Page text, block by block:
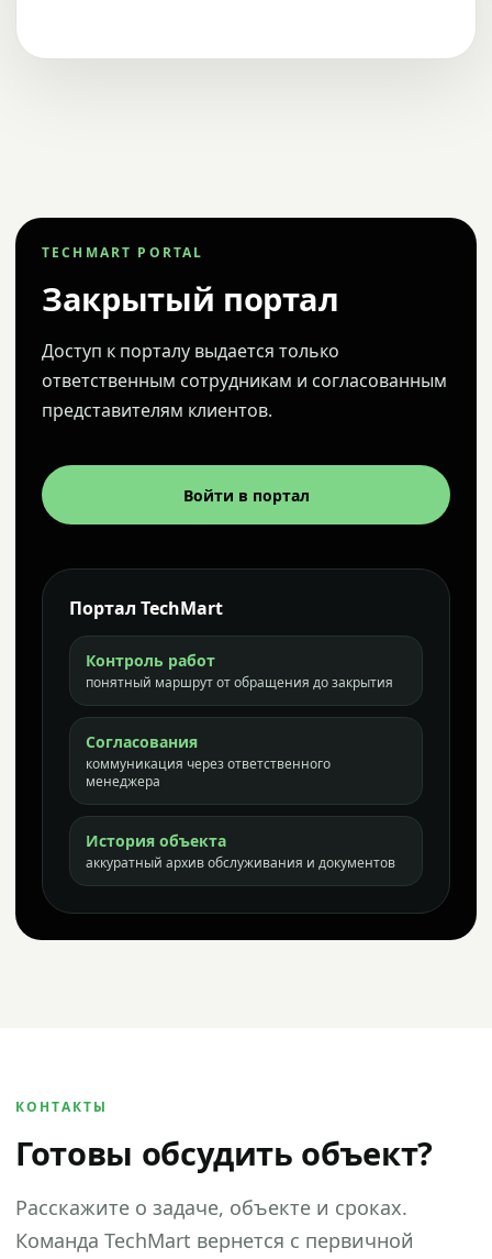
TECHMART PORTAL
Закрытый портал
Доступ к порталу выдается только
ответственным сотрудникам и согласованным
представителям клиентов.
Войти в портал
Портал TechMart
Контроль работ
понятный маршрут от обращения до закрытия
Согласования
коммуникация через ответственного
менеджера
История объекта
аккуратный архив обслуживания и документов
КОНТАКТЫ
Готовы обсудить объект?
Расскажите о задаче, объекте и сроках.
Команда TechMart вернется с первичной